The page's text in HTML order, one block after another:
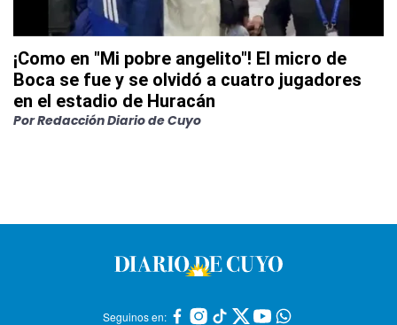
¡Como en "Mi pobre angelito"! El micro de
Boca se fue y se olvidó a cuatro jugadores
en el estadio de Huracán
PorRedacción Diario de Cuyo
Seguinos en: